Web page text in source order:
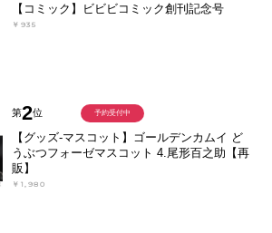
【コミック】ビビビコミック創刊記念号
￥935
第2位
【グッズ-マスコット】ゴールデンカムイ ど
うぶつフォーゼマスコット 4.尾形百之助【再
販】
￥1,980
予約受付中